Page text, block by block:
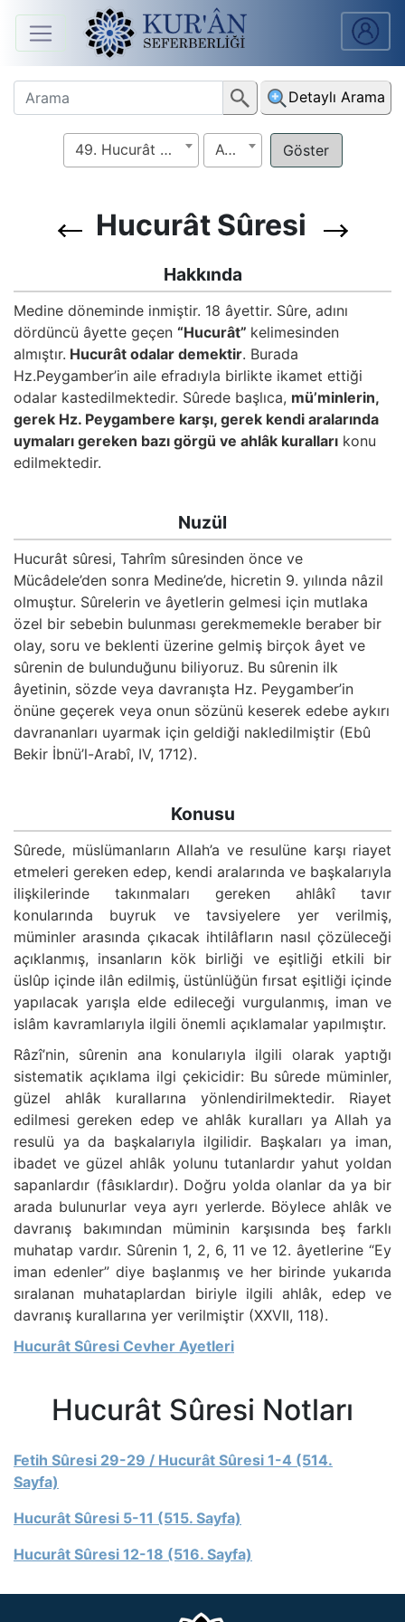
Anasayfa
Sûreler
Arapça
Notları
Kur'ân
Seferberliği
Kökler
Üyelik
Detaylı Arama
49. Hucurât Sûresi Ayet
Hucurât Sûresi
Hakkında
Medine döneminde inmiştir. 18 âyettir. Sûre, adını
dördüncü âyette geçen “Hucurât” kelimesinden
almıştır. Hucurât odalar demektir. Burada
Hz.Peygamber’in aile efradıyla birlikte ikamet ettiği
odalar kastedilmektedir. Sûrede başlıca, mü’minlerin,
gerek Hz. Peygambere karşı, gerek kendi aralarında
uymaları gereken bazı görgü ve ahlâk kuralları konu
edilmektedir.
Nuzül
Hucurât sûresi, Tahrîm sûresinden önce ve
Mücâdele’den sonra Medine’de, hicretin 9. yılında nâzil
olmuştur. Sûrelerin ve âyetlerin gelmesi için mutlaka
özel bir sebebin bulunması gerekmemekle beraber bir
olay, soru ve beklenti üzerine gelmiş birçok âyet ve
sûrenin de bulunduğunu biliyoruz. Bu sûrenin ilk
âyetinin, sözde veya davranışta Hz. Peygamber’in
önüne geçerek veya onun sözünü keserek edebe aykırı
davrananları uyarmak için geldiği nakledilmiştir (Ebû
Bekir İbnü’l-Arabî, IV, 1712).
Konusu
Sûrede, müslümanların Allah’a ve resulüne karşı riayet
etmeleri gereken edep, kendi aralarında ve başkalarıyla
ilişkilerinde takınmaları gereken ahlâkî tavır
konularında buyruk ve tavsiyelere yer verilmiş,
müminler arasında çıkacak ihtilâfların nasıl çözüleceği
açıklanmış, insanların kök birliği ve eşitliği etkili bir
üslûp içinde ilân edilmiş, üstünlüğün fırsat eşitliği içinde
yapılacak yarışla elde edileceği vurgulanmış, iman ve
islâm kavramlarıyla ilgili önemli açıklamalar yapılmıştır.
Râzî’nin, sûrenin ana konularıyla ilgili olarak yaptığı
sistematik açıklama ilgi çekicidir: Bu sûrede müminler,
güzel ahlâk kurallarına yönlendirilmektedir. Riayet
edilmesi gereken edep ve ahlâk kuralları ya Allah ya
resulü ya da başkalarıyla ilgilidir. Başkaları ya iman,
ibadet ve güzel ahlâk yolunu tutanlardır yahut yoldan
sapanlardır (fâsıklardır). Doğru yolda olanlar da ya bir
arada bulunurlar veya ayrı yerlerde. Böylece ahlâk ve
davranış bakımından müminin karşısında beş farklı
muhatap vardır. Sûrenin 1, 2, 6, 11 ve 12. âyetlerine “Ey
iman edenler” diye başlanmış ve her birinde yukarıda
sıralanan muhataplardan biriyle ilgili ahlâk, edep ve
davranış kurallarına yer verilmiştir (XXVII, 118).
Hucurât Sûresi Cevher Ayetleri
Hucurât Sûresi Notları
Fetih Sûresi 29-29 / Hucurât Sûresi 1-4 (514.
Sayfa)
Hucurât Sûresi 5-11 (515. Sayfa)
Hucurât Sûresi 12-18 (516. Sayfa)